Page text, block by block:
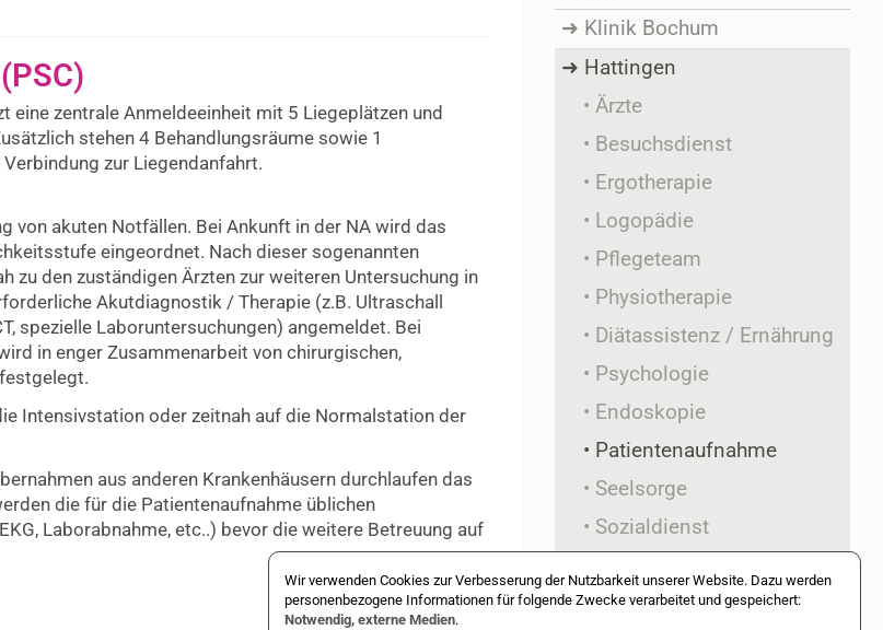
eine zentrale Anmeldeeinheit mit 5 Liegeplätzen und
stehen 4 Behandlungsräume sowie 1
zur Liegendanfahrt.
von akuten Notfällen. Bei Ankunft in der NA wird das
eingeordnet. Nach dieser sogenannten
den zuständigen Ärzten zur weiteren Untersuchung in
Akutdiagnostik / Therapie (z.B. Ultraschall
spezielle Laboruntersuchungen) angemeldet. Bei
in enger Zusammenarbeit von chirurgischen,
Intensivstation oder zeitnah auf die Normalstation der
aus anderen Krankenhäusern durchlaufen das
die für die Patientenaufnahme üblichen
Laborabnahme, etc..) bevor die weitere Betreuung auf
Klinik Bochum
Hattingen
Ärzte
Besuchsdienst
Ergotherapie
Logopädie
Pflegeteam
Physiotherapie
Diätassistenz / Ernährung
Psychologie
Endoskopie
Patientenaufnahme
Seelsorge
Sozialdienst
Wir verwenden Cookies zur Verbesserung der Nutzbarkeit unserer Website. Dazu werden
personenbezogene Informationen für folgende Zwecke verarbeitet und gespeichert:
Notwendig, externe Medien.